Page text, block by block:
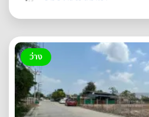
ว่าง